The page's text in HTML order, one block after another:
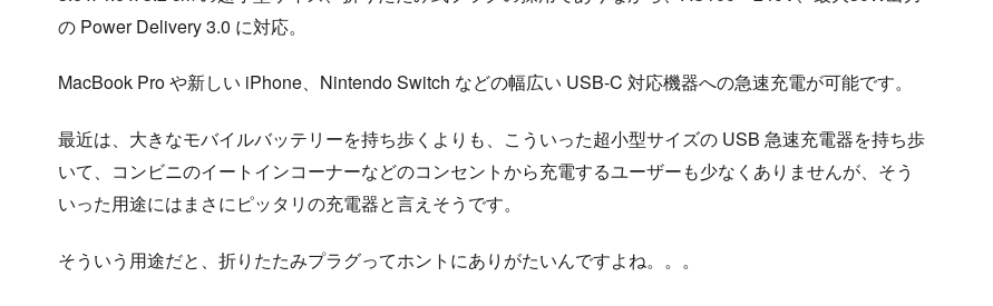
の Power Delivery 3.0 に対応。
MacBook Pro や新しい iPhone、Nintendo Switch などの幅広い USB-C 対応機器への急速充電が可能です。
最近は、大きなモバイルバッテリーを持ち歩くよりも、こういった超小型サイズの USB 急速充電器を持ち歩
いて、コンビニのイートインコーナーなどのコンセントから充電するユーザーも少なくありませんが、そう
いった用途にはまさにピッタリの充電器と言えそうです。
そういう用途だと、折りたたみプラグってホントにありがたいんですよね。。。